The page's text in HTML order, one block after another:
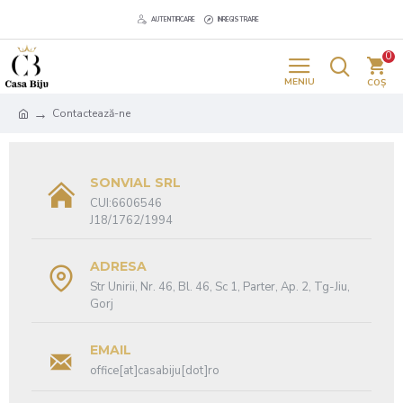
AUTENTIFICARE INREGISTRARE
0
Contactează-ne
SONVIAL SRL
CUI:6606546
J18/1762/1994
ADRESA
Str Unirii, Nr. 46, Bl. 46, Sc 1, Parter, Ap. 2, Tg-Jiu,
Gorj
EMAIL
office[at]casabiju[dot]ro